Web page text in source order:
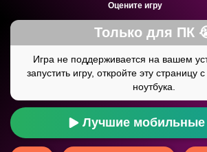
Оцените игру
Лучшие мобильные